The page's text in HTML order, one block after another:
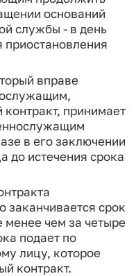
оснований
службы - в день
вправе
принимает
в его заключении
до истечения срока
заканчивается срок
менее чем за четыре
подает по
лицу, которое
контракт.